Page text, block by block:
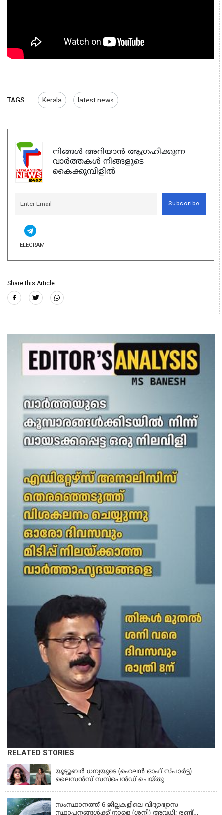
TAGS Kerala latest news
നിങ്ങൾ അറിയാൻ ആഗ്രഹിക്കുന്ന
വാർത്തകൾ നിങ്ങളുടെ
കൈക്കുമ്പിളിൽ
Subscribe
TELEGRAM
Share this Article
RELATED STORIES
KERALA
യൂട്യൂബർ ധന്യയുടെ (ഹെലൻ ഓഫ് സ്പാർട്ട)
ലൈസൻസ് സസ്‌പെൻഡ് ചെയ്തു
സംസ്ഥാനത്ത് 6 ജില്ലകളിലെ വിദ്യാഭ്യാസ
സ്ഥാപനങ്ങൾക്ക് നാളെ (ശനി) അവധി; രണ്ട്